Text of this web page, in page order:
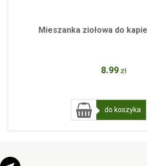
Mieszanka ziołowa do
8.99 zł
do koszyka